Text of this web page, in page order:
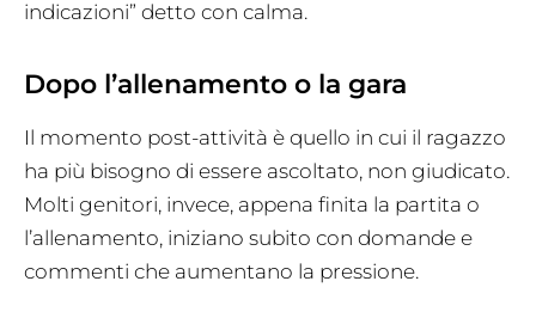
indicazioni” detto con calma.
Dopo l’allenamento o la gara
Il momento post-attività è quello in cui il ragazzo
ha più bisogno di essere ascoltato, non giudicato.
Molti genitori, invece, appena finita la partita o
l’allenamento, iniziano subito con domande e
commenti che aumentano la pressione.